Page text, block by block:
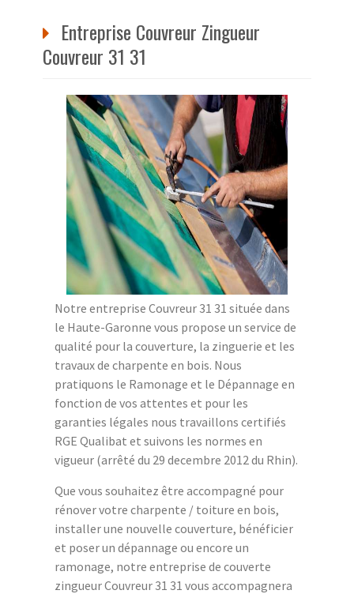
Entreprise Couvreur Zingueur
Couvreur 31 31
Notre entreprise Couvreur 31 31 située dans
le Haute-Garonne vous propose un service de
qualité pour la couverture, la zinguerie et les
travaux de charpente en bois. Nous
pratiquons le Ramonage et le Dépannage en
fonction de vos attentes et pour les
garanties légales nous travaillons certifiés
RGE Qualibat et suivons les normes en
vigueur (arrêté du 29 decembre 2012 du Rhin).
Que vous souhaitez être accompagné pour
rénover votre charpente / toiture en bois,
installer une nouvelle couverture, bénéficier
et poser un dépannage ou encore un
ramonage, notre entreprise de couverte
zingueur Couvreur 31 31 vous accompagnera